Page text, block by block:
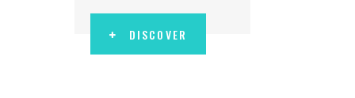
DISCOVER